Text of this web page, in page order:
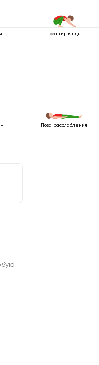
Поза гирлянды
Поза расслабления